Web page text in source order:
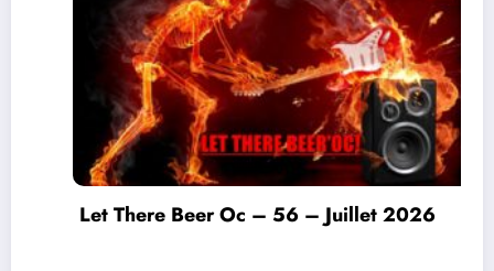
Let There Beer Oc – 56 – Juillet 2026